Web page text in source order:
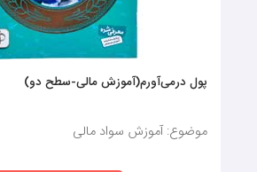
پول در‌می‌آورم(آموزش مالی-سطح دو)
موضوع: آموزش سواد مالی